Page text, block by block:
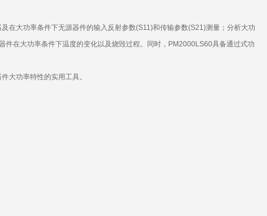
在大功率条件下无源器件的输入反射参数(S11)和传输参数(S21)测量；分析大功
件在大功率条件下温度的变化以及烧毁过程。同时 ，PM2000LS60具备通过式功
大功率特性的实用工具。